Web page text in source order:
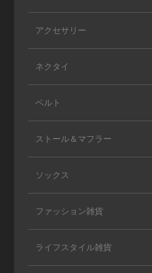
アクセサリー
ネクタイ
ベルト
ストール＆マフラー
ソックス
ファッション雑貨
ライフスタイル雑貨